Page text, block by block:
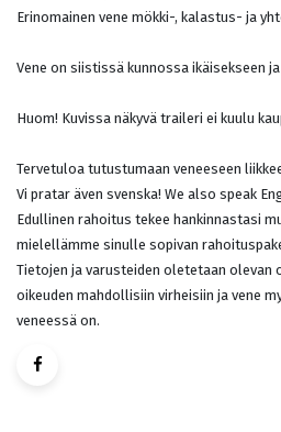
Erinomainen vene mökki-, kalastus- ja
Vene on siistissä kunnossa ikäisekseen
Huom! Kuvissa näkyvä traileri ei kuulu
Tervetuloa tutustumaan veneeseen
Vi pratar även svenska! We also speak
Edullinen rahoitus tekee hankinnastasi
mielellämme sinulle sopivan
Tietojen ja varusteiden oletetaan olevan
oikeuden mahdollisiin virheisiin ja vene
veneessä on.